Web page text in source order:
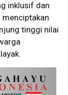
inklusif dan
tinggi nilai